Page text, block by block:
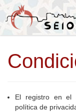
El registro en el
política de